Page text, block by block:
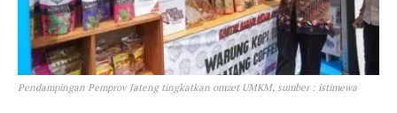
Pendampingan Pemprov Jateng tingkatkan omzet UMKM, sumber : istimewa